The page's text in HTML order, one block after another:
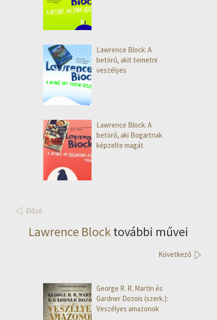
Lawrence Block: A
betörő, akit temetni
veszélyes
Lawrence Block: A
betörő, aki Bogartnak
képzelte magát
Előző
Lawrence Block további művei
Következő
George R. R. Martin és
Gardner Dozois (szerk.):
Veszélyes amazonok